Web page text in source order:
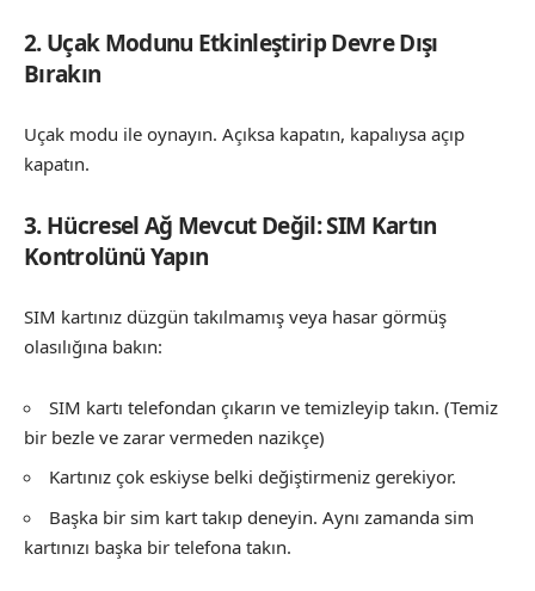
2. Uçak Modunu Etkinleştirip Devre Dışı
Bırakın
Uçak modu ile oynayın. Açıksa kapatın, kapalıysa açıp
kapatın.
3. Hücresel Ağ Mevcut Değil: SIM Kartın
Kontrolünü Yapın
SIM kartınız düzgün takılmamış veya hasar görmüş
olasılığına bakın:
SIM kartı telefondan çıkarın ve temizleyip takın. (Temiz
bir bezle ve zarar vermeden nazikçe)
Kartınız çok eskiyse belki değiştirmeniz gerekiyor.
Başka bir sim kart takıp deneyin. Aynı zamanda sim
kartınızı başka bir telefona takın.